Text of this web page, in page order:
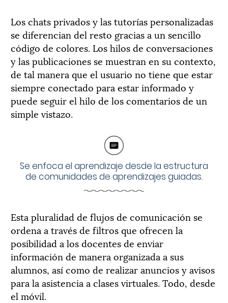
Los chats privados y las tutorías personalizadas
se diferencian del resto gracias a un sencillo
código de colores. Los hilos de conversaciones
y las publicaciones se muestran en su contexto,
de tal manera que el usuario no tiene que estar
siempre conectado para estar informado y
puede seguir el hilo de los comentarios de un
simple vistazo.
Se enfoca el aprendizaje desde la estructura
de comunidades de aprendizajes guiadas.
Esta pluralidad de flujos de comunicación se
ordena a través de filtros que ofrecen la
posibilidad a los docentes de enviar
información de manera organizada a sus
alumnos, así como de realizar anuncios y avisos
para la asistencia a clases virtuales. Todo, desde
el móvil.